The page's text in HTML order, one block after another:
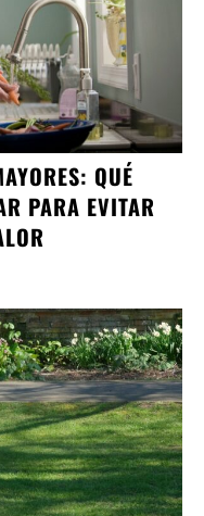
QUÉ
PARA EVITAR